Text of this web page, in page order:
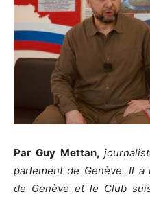
Par Guy Mettan, j
parlement de Genève. Il a
de Genève et le Club